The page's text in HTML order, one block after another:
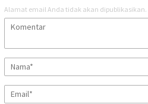
Alamat email Anda tidak akan dipublikasikan.